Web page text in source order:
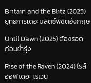
Britain and the Blitz (2025)
ยุทธการเดอะบลิตซ์พิชิตอังกฤษ
Until Dawn (2025) ต้องรอด
ก่อนย่ำรุ่ง
Rise of the Raven (2024) ไรส์
ออฟ เดอะ เรเวน